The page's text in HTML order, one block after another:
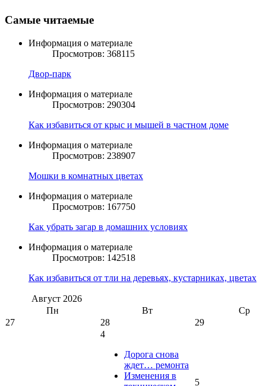
Самые читаемые
Информация о материале
Просмотров: 368115
Двор-парк
Информация о материале
Просмотров: 290304
Как избавиться от крыс и мышей в частном доме
Информация о материале
Просмотров: 238907
Мошки в комнатных цветах
Информация о материале
Просмотров: 167750
Как убрать загар в домашних условиях
Информация о материале
Просмотров: 142518
Как избавиться от тли на деревьях, кустарниках, цветах
Август 2026
Пн
Вт
Ср
27
28
29
4
Дорога снова
ждет… ремонта
Изменения в
5